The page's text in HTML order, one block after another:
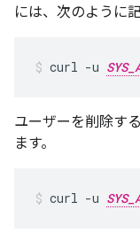
には、次のように
curl -u
ユーザーを削除す
ます。
curl -u